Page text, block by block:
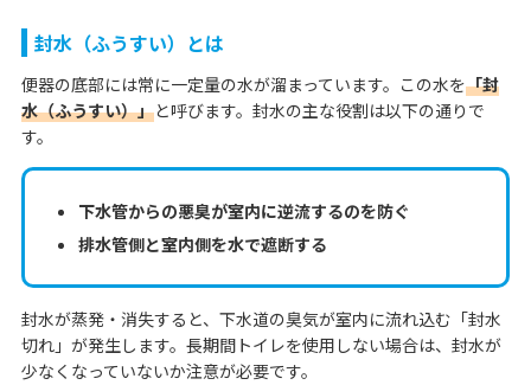
封水（ふうすい）とは
便器の底部には常に一定量の水が溜まっています。この水を「封
水（ふうすい）」と呼びます。封水の主な役割は以下の通りで
す。
下水管からの悪臭が室内に逆流するのを防ぐ
排水管側と室内側を水で遮断する
封水が蒸発・消失すると、下水道の臭気が室内に流れ込む「封水
切れ」が発生します。長期間トイレを使用しない場合は、封水が
少なくなっていないか注意が必要です。